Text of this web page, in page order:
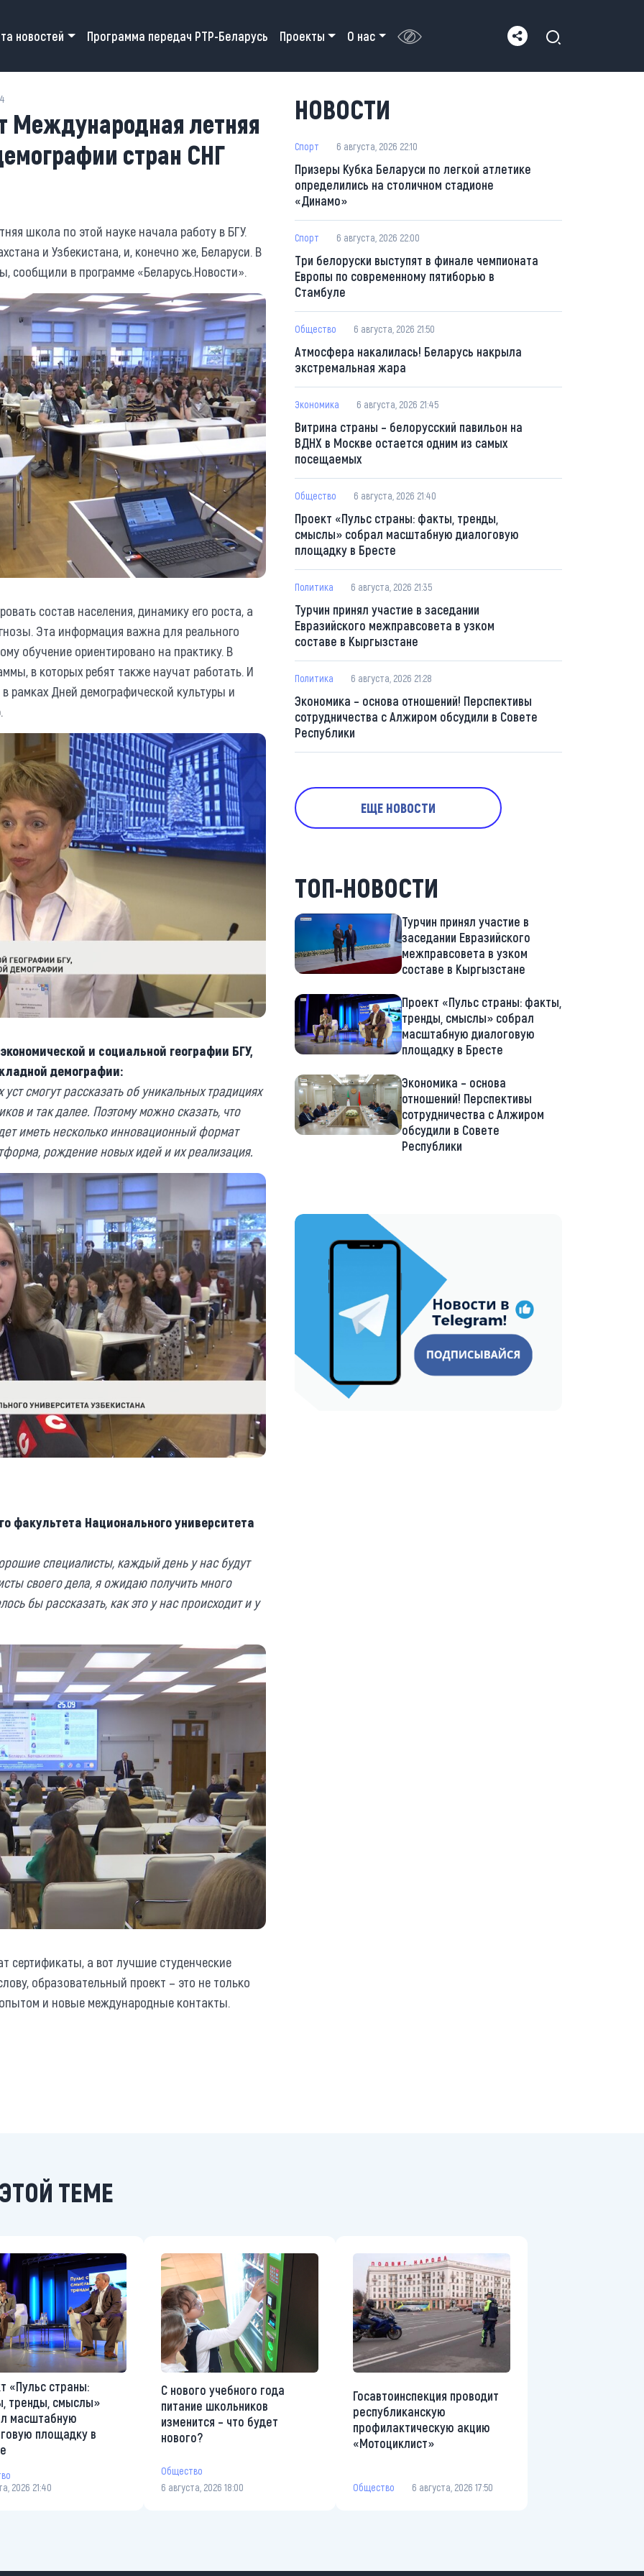
navigation
новостей Программа передач РТР-Беларусь Проекты О нас
Международная летняя
стран СНГ
школа по этой науке начала работу в БГУ.
и Узбекистана, и, конечно же, Беларуси. В
сообщили в программе «Беларусь.Новости».
состав населения, динамику его роста, а
Эта информация важна для реального
обучение ориентировано на практику. В
в которых ребят также научат работать. И
рамках Дней демографической культуры и
и социальной географии БГУ,
демографии:
смогут рассказать об уникальных традициях
и так далее. Поэтому можно сказать, что
иметь несколько инновационный формат
рождение новых идей и их реализация.
факультета Национального университета
специалисты, каждый день у нас будут
своего дела, я ожидаю получить много
бы рассказать, как это у нас происходит и у
сертификаты, а вот лучшие студенческие
образовательный проект – это не только
и новые международные контакты.
НОВОСТИ
Спорт 6 августа, 2026 22:10
Призеры Кубка Беларуси по легкой атлетике
определились на столичном стадионе
«Динамо»
Спорт 6 августа, 2026 22:00
Три белоруски выступят в финале чемпионата
Европы по современному пятиборью в
Стамбуле
Общество 6 августа, 2026 21:50
Атмосфера накалилась! Беларусь накрыла
экстремальная жара
Экономика 6 августа, 2026 21:45
Витрина страны – белорусский павильон на
ВДНХ в Москве остается одним из самых
посещаемых
Общество 6 августа, 2026 21:40
Проект «Пульс страны: факты, тренды,
смыслы» собрал масштабную диалоговую
площадку в Бресте
Политика 6 августа, 2026 21:35
Турчин принял участие в заседании
Евразийского межправсовета в узком
составе в Кыргызстане
Политика 6 августа, 2026 21:28
Экономика – основа отношений! Перспективы
сотрудничества с Алжиром обсудили в Совете
Республики
ЕЩЕ НОВОСТИ
ТОП-НОВОСТИ
Турчин принял участие в
заседании Евразийского
межправсовета в узком
составе в Кыргызстане
Проект «Пульс страны: факты,
тренды, смыслы» собрал
масштабную диалоговую
площадку в Бресте
Экономика – основа
отношений! Перспективы
сотрудничества с Алжиром
обсудили в Совете
Республики
https://t.me/minskctvby
ТЕМЕ
«Пульс страны:
тренды, смыслы»
масштабную
площадку в
2026 21:40
С нового учебного года
питание школьников
изменится – что будет
нового?
Общество
6 августа, 2026 18:00
Госавтоинспекция проводит
республиканскую
профилактическую акцию
«Мотоциклист»
Общество 6 августа, 2026 17:50